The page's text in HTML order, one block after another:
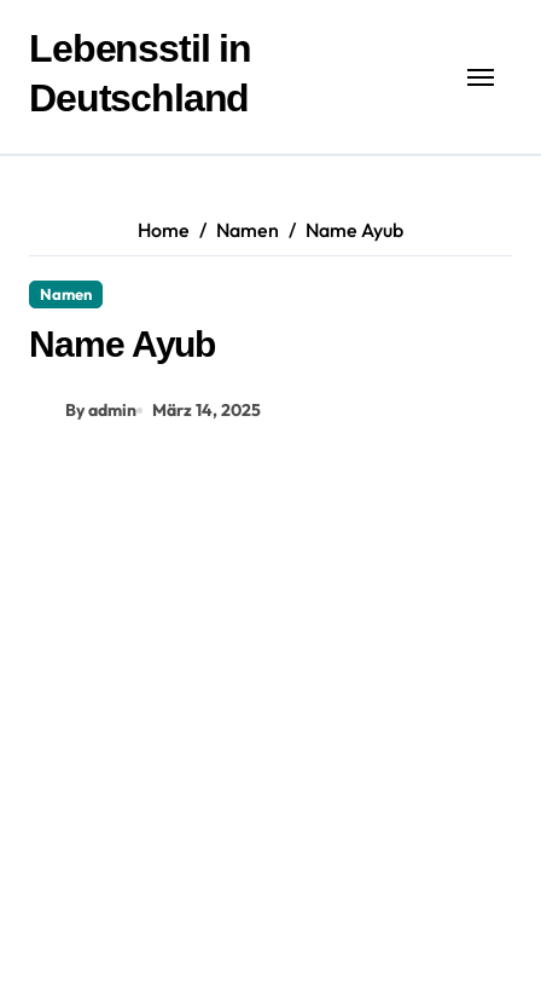
Inhalt
springen
Lebensstil in
Deutschland
Home Namen Name Ayub
Namen
Name Ayub
By admin März 14, 2025